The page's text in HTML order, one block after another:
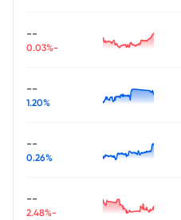
--
-0.03%
--
1.20%
--
0.26%
--
-2.48%